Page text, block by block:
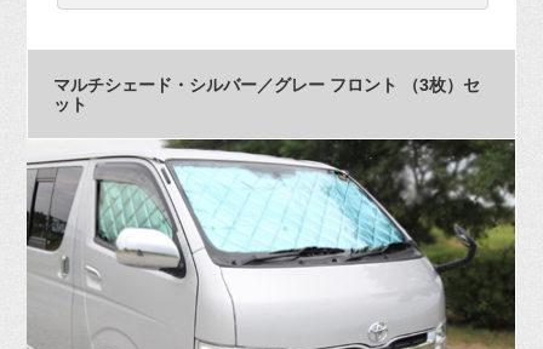
マルチシェード・シルバー／グレー フロント （3枚）セ
ット